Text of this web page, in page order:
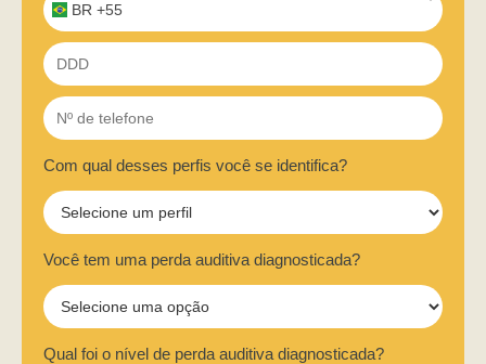
BR +55
Com qual desses perfis você se identifica?
Você tem uma perda auditiva diagnosticada?
Qual foi o nível de perda auditiva diagnosticada?